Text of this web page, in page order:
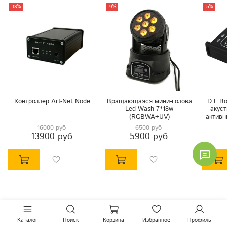
-13%
Контроллер Art-Net Node
16000 руб
13900 руб
-9%
Вращающаяся мини-голова
Led Wash 7*18w
(RGBWA+UV)
6500 руб
5900 руб
-5%
D.I.
Каталог Поиск Корзина Избранное Профиль